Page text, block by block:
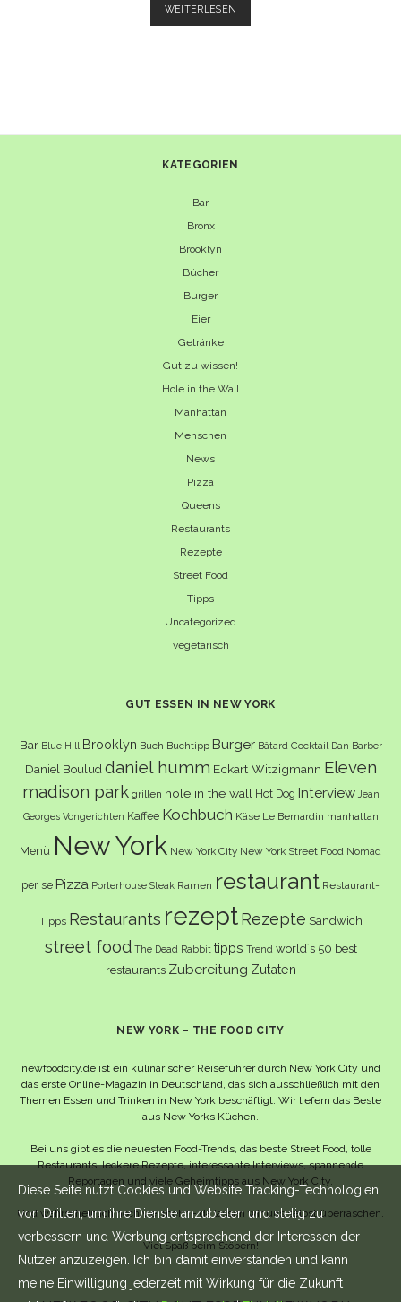
WEITERLESEN
ESSEN
KATEGORIEN
Bar
Bronx
Brooklyn
Bücher
Burger
Eier
Getränke
Gut zu wissen!
Hole in the Wall
Manhattan
Menschen
News
Pizza
Queens
Restaurants
Rezepte
Street Food
Tipps
Uncategorized
vegetarisch
GUT ESSEN IN NEW YORK
Bar Blue Hill Brooklyn Buch Buchtipp Burger Bâtard Cocktail Dan Barber
Daniel Boulud daniel humm Eckart Witzigmann Eleven
madison park grillen hole in the wall Hot Dog Interview Jean
Georges Vongerichten Kaffee Kochbuch Käse Le Bernardin manhattan
Menü New York New York City New York Street Food Nomad
per se Pizza Porterhouse Steak Ramen restaurant Restaurant-
Tipps Restaurants rezept Rezepte Sandwich
street food The Dead Rabbit tipps Trend world´s 50 best
restaurants Zubereitung Zutaten
NEW YORK – THE FOOD CITY
newfoodcity.de ist ein kulinarischer Reiseführer durch New York City und
das erste Online-Magazin in Deutschland, das sich ausschließlich mit den
Themen Essen und Trinken in New York beschäftigt. Wir liefern das Beste
aus New Yorks Küchen.
Bei uns gibt es die neuesten Food-Trends, das beste Street Food, tolle
Restaurants, leckere Rezepte, interessante Interviews, spannende
Reportagen und viele Geheimtipps aus New York City.
Und wahrscheinlich noch viel mehr – da lassen wir uns selbst überraschen.
Viel Spaß beim Stöbern!
Diese Seite nutzt Cookies und Website Tracking-Technologien
von Dritten, um ihre Dienste anzubieten und stetig zu
verbessern und Werbung entsprechend der Interessen der
Nutzer anzuzeigen. Ich bin damit einverstanden und kann
meine Einwilligung jederzeit mit Wirkung für die Zukunft